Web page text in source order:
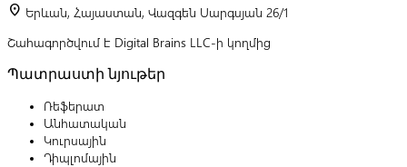
location_on Երևան, Հայաստան, Վազգեն Սարգսյան 26/1
Շահագործվում է Digital Brains LLC-ի կողմից
Պատրաստի նյութեր
Ռեֆերատ
Անհատական
Կուրսային
Դիպլոմային